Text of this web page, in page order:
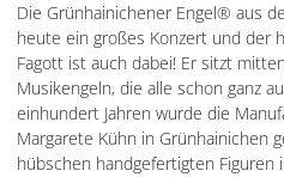
Die Grünhainichener Engel® aus
heute ein großes Konzert und der
Fagott ist auch dabei! Er sitzt
Musikengeln, die alle schon ganz
einhundert Jahren wurde die
Margarete Kühn in Grünhainichen
hübschen handgefertigten Figuren